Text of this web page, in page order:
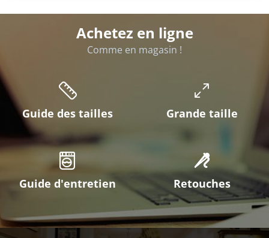
Achetez en ligne
Comme en magasin !
Guide des tailles Grande taille
Guide d'entretien Retouches